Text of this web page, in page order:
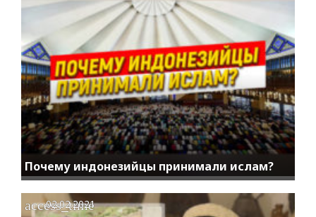
Почему индонезийцы принимали ислам?
access_time
02.02.2021